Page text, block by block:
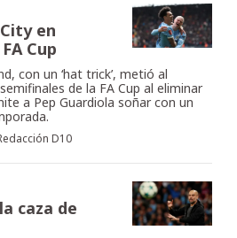
en
Cup
con un ‘hat trick’, metió al
de la FA Cup al eliminar
a Pep Guardiola soñar con un
D10
caza de